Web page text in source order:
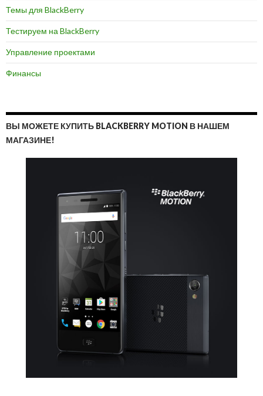
Темы для BlackBerry
Тестируем на BlackBerry
Управление проектами
Финансы
ВЫ МОЖЕТЕ КУПИТЬ BLACKBERRY MOTION В НАШЕМ
МАГАЗИНЕ!